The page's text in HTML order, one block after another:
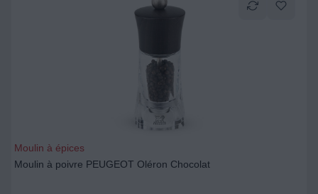
Moulin à épices
Moulin à poivre PEUGEOT Oléron Chocolat